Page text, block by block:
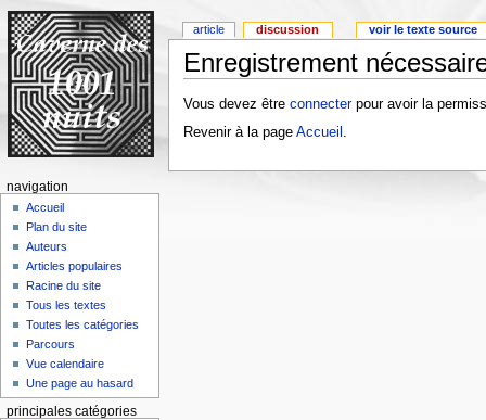
Enregistrement
Vous devez être connecterpour avoir la
Revenir à la page Accueil
article discussion voir le texte source
navigation
Accueil
Plan du site
Auteurs
Articles populaires
Racine du site
Tous les textes
Toutes les catégories
Parcours
Vue calendaire
Une page au hasard
principales catégories